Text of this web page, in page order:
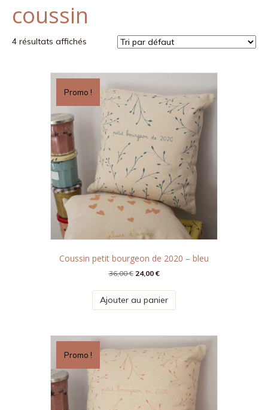
k
m
coussin
4 résultats affichés
Promo !
Coussin petit bourgeon de 2020 – bleu
36,00€ Le
initial
était :
24,00 €Le
actuel
est :
Ajouter au panier
Promo !